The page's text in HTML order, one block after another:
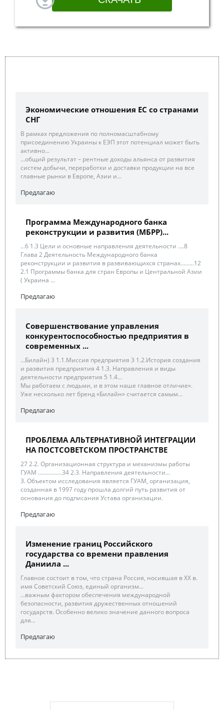
Экономические отношения ЕС со странами
СНГ
В рамках предложения по полномасштабному
присоединению Украины к ЕЭП этот потенциал может быть
активно...
...общий результат – рентные доходы альянса от развития
систем добычи, переработки и доставки продукции на все
главные рынки в Европе, Азии и...
Предлагаю
Программа Международного банка
реконструкции и развития (МБРР)...
...6 1.3 Цели и основные направления деятельности ….8
Глава 2 Деятельность Международного банка
реконструкции и развития в развивающихся странах….…..12
2.1 Программы банка для стран Европы и Центральной Азии
( Украина ...
Предлагаю
Совершенствование управления
конкурентоспособностью предприятия в
современных ...
...Билайн) 3 1.1.Миссия предприятия 3 1.2.История создания
и развития предприятия 4 1.3. Направления и виды
деятельности предприятия 5 1.4...
Мы работаем с людьми, и в этом наше главное отличие».
Уже несколько лет бренд «Билайн» считается самым...
Предлагаю
ПРОБЛЕМА АЛЬТЕРНАТИВНОЙ ИНТЕГРАЦИИ
НА ПОСТСОВЕТСКОМ ПРОСТРАНСТВЕ
27 2.2. Организационная структура и механизмы работы
ГУАМ ………….…34 2.3. Направления деятельности...
3. Объектом исследования является ГУАМ, организация,
созданная в 1997 году прошла долгий путь развития от
основания до подписания Устава организации.
Предлагаю
Изменение границ Российского
государства со времени правления
Даниила ...
Главное состоит в том, что страна Россия, носившая в XX в.
имя Советский Союз, единый организм...
...важным фактором обеспечения международной
безопасности, развития дружественных отношений
государств. Особенно велико значение данного вопроса
для...
Предлагаю